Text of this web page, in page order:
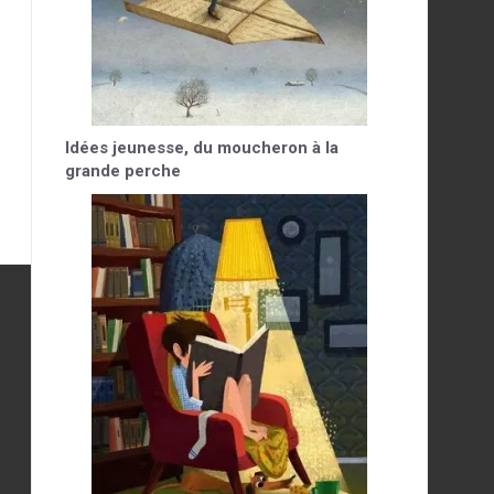
Idées jeunesse, du moucheron à la
grande perche